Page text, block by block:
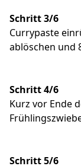
Schritt 3/6
Currypaste
ablöschen und
Schritt 4/6
Kurz vor Ende
Schritt 5/6